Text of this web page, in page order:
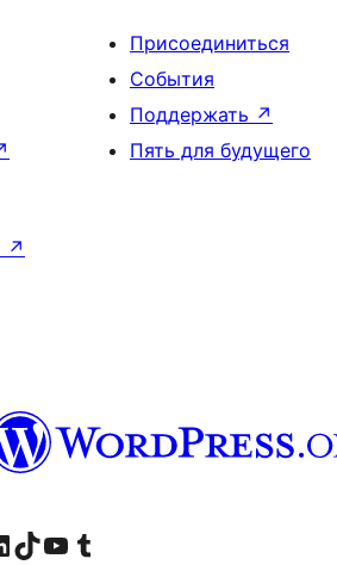
Присоединиться
События
Поддержать ↗
Пять для будущего
↗
на Facebook
наш Instagram
нашу страницу в LinkedIn
Посетите нашу учётную запись в TikTok
Посетите наш канал YouTube
Посетите нашу учётную запись в Tumblr